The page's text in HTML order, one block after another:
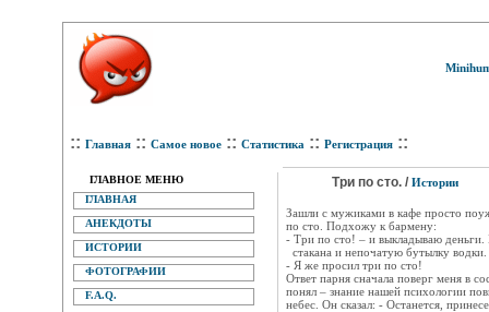
:: Главная :: Самое новое :: Статистика :: Регистрация ::
ГЛАВНОЕ МЕНЮ
ГЛАВНАЯ
АНЕКДОТЫ
ИСТОРИИ
ФОТОГРАФИИ
F.A.Q.
Три по сто. / Истории
Зашли с мужиками в кафе просто
по сто. Подхожу к бармену:
- Три по сто! – и выкладываю деньги.
стакана и непочатую бутылку водки.
- Я же просил три по сто!
Ответ парня сначала поверг меня в
понял – знание нашей психологии
небес. Он сказал: - Останется,